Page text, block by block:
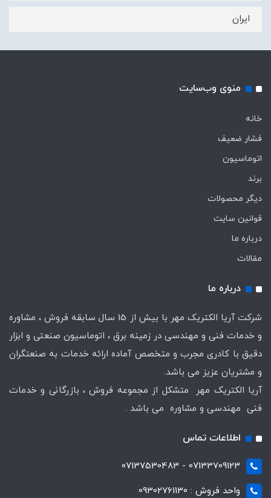
ایران
منوی وب‌سایت
خانه
فشار ضعیف
اتوماسیون
برند
دیگر محصولات
قوانین سایت
درباره ما
مقالات
درباره ما
شرکت آریا الکتریک مهر با بیش از 15 سال سابقه فروش ، مشاوره
و خدمات فنی و مهندسی در زمینه برق ، اتوماسیون صنعتی و ابزار
دقیق با کادری مجرب و متخصص آماده ارائه خدمات به صنعتگران
و مشتریان عزیز می باشد.
آریا الکتریک مهر متشکل از مجموعه فروش ، بازرگانی و خدمات
فنی مهندسی و مشاوره می باشد .
اطلاعات تماس
07133709123 - 07137530483
واحد فروش : 09302761130